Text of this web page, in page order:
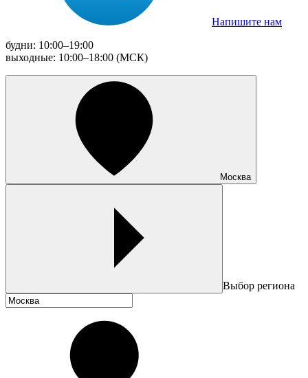
Напишите нам
будни: 10:00–19:00
выходные: 10:00–18:00 (МСК)
Москва
Выбор региона